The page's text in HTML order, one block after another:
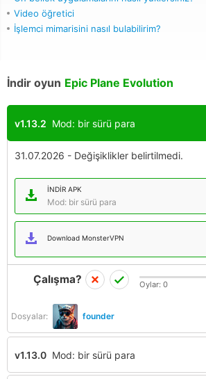
Video öğretici
İşlemci mimarisini nasıl bulabilirim?
İndir oyun Epic Plane Evolution
v1.13.2 Mod: bir sürü para
31.07.2026 - Değişiklikler belirtilmedi.
İNDIR APK
Mod: bir sürü para
Download MonsterVPN
Dosyalar: founder
Çalışma? Oylar: 0
v1.13.0 Mod: bir sürü para